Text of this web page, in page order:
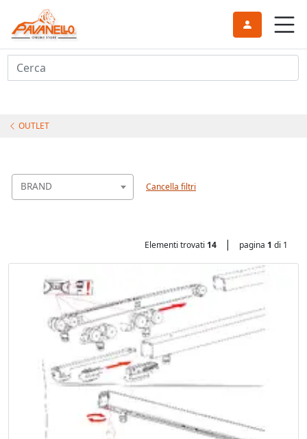
Cerca
OUTLET
BRAND Cancella filtri
Elementi trovati 14 | pagina 1 di 1